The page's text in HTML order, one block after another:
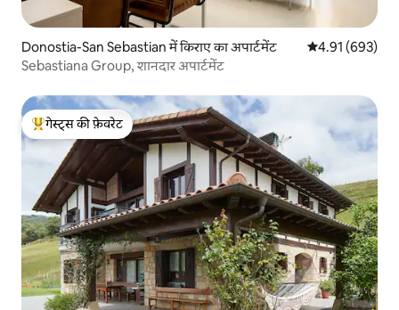
Donostia-San Sebastian में किराए का अपार्टमेंट औसत रेटिंग 5 में से
4.91 (693)
Sebastiana Group, शानदार अपार्टमेंट
गेस्ट्स का टॉप फ़ेवरेट
गेस्ट्स की फ़ेवरेट